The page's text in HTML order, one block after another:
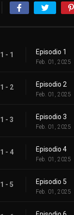
1 - 1 Episodio 1
Feb. 01, 2025
1 - 2 Episodio 2
Feb. 01, 2025
1 - 3 Episodio 3
Feb. 01, 2025
1 - 4 Episodio 4
Feb. 01, 2025
1 - 5 Episodio 5
Feb. 01, 2025